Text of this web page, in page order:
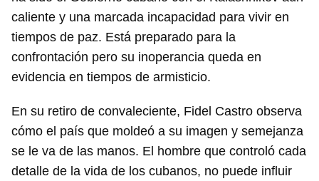
caliente y una marcada incapacidad para vivir en
tiempos de paz. Está preparado para la
confrontación pero su inoperancia queda en
evidencia en tiempos de armisticio.
En su retiro de convaleciente, Fidel Castro observa
cómo el país que moldeó a su imagen y semejanza
se le va de las manos. El hombre que controló cada
detalle de la vida de los cubanos, no puede influir